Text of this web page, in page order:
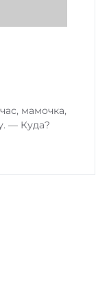
мамочка,
— Куда?